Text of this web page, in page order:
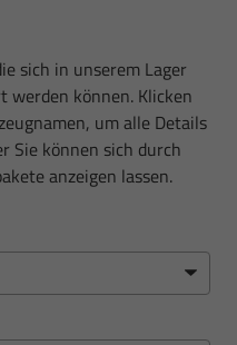
sich in unserem Lager
werden können. Klicken
um alle Details
Sie können sich durch
anzeigen lassen.